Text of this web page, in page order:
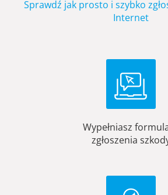
Sprawdź jak prosto i szybko
Internet
Wypełniasz
zgłoszenia